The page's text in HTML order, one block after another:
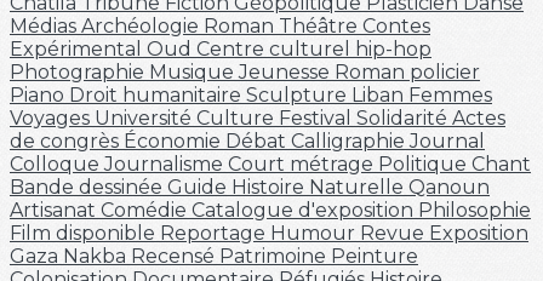
Médias Archéologie Roman Théâtre Contes
Expérimental Oud Centre culturel
hip-hop
Photographie MusiqueJeunesse Roman policier
Piano Droit humanitaire Sculpture Liban Femmes
Voyages Université Culture Festival Solidarité Actes
de congrès Économie Débat CalligraphieJournal
ColloqueJournalisme Court métrage Politique Chant
Bande dessinée Guide Histoire Naturelle Qanoun
Artisanat Comédie Catalogue d'exposition Philosophie
Film disponible Reportage Humour Revue Exposition
Gaza Nakba Recensé Patrimoine Peinture